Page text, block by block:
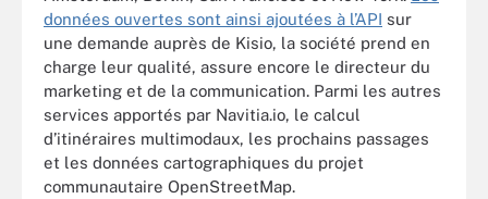
données ouvertes sont ainsi ajoutées à l’API sur
une demande auprès de Kisio, la société prend en
charge leur qualité, assure encore le directeur du
marketing et de la communication. Parmi les autres
services apportés par Navitia.io, le calcul
d’itinéraires multimodaux, les prochains passages
et les données cartographiques du projet
communautaire OpenStreetMap.